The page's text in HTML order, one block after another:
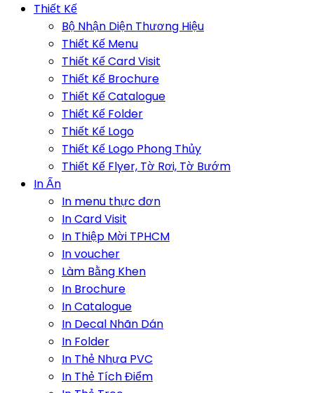
Thiết Kế
Bộ Nhận Diện Thương Hiệu
Thiết Kế Menu
Thiết Kế Card Visit
Thiết Kế Brochure
Thiết Kế Catalogue
Thiết Kế Folder
Thiết Kế Logo
Thiết Kế Logo Phong Thủy
Thiết Kế Flyer, Tờ Rơi, Tờ Bướm
In Ấn
In menu thực đơn
In Card Visit
In Thiệp Mời TPHCM
In voucher
Làm Bằng Khen
In Brochure
In Catalogue
In Decal Nhãn Dán
In Folder
In Thẻ Nhựa PVC
In Thẻ Tích Điểm